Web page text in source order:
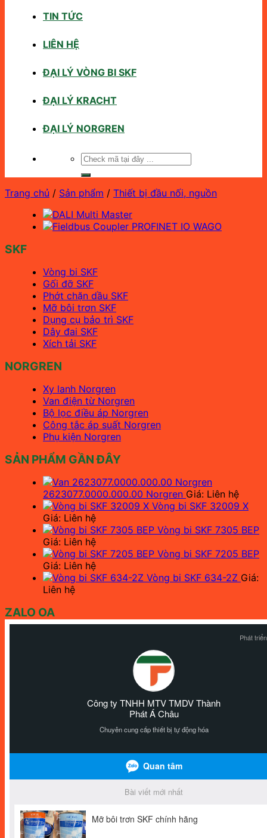
TIN TỨC
LIÊN HỆ
ĐẠI LÝ VÒNG BI SKF
ĐẠI LÝ KRACHT
ĐẠI LÝ NORGREN
Tìm
Trang chủ / Sản phẩm / Thiết bị đầu nối, nguồn
SKF
Vòng bi SKF
Gối đỡ SKF
Phớt chặn dầu SKF
Mỡ bôi trơn SKF
Dụng cụ bảo trì SKF
Dây đai SKF
Xích tải SKF
NORGREN
Xy lanh Norgren
Van điện từ Norgren
Bộ lọc điều áp Norgren
Công tắc áp suất Norgren
Phụ kiện Norgren
SẢN PHẨM GẦN ĐÂY
2623077.0000.000.00 Norgren Giá: Liên hệ
Vòng bi SKF 32009 X
Giá: Liên hệ
Vòng bi SKF 7305 BEP
Giá: Liên hệ
Vòng bi SKF 7205 BEP
Giá: Liên hệ
Vòng bi SKF 634-2Z Giá:
Liên hệ
ZALO OA